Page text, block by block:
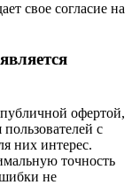
свое согласие на
офертой,
с
них интерес.
точность
не